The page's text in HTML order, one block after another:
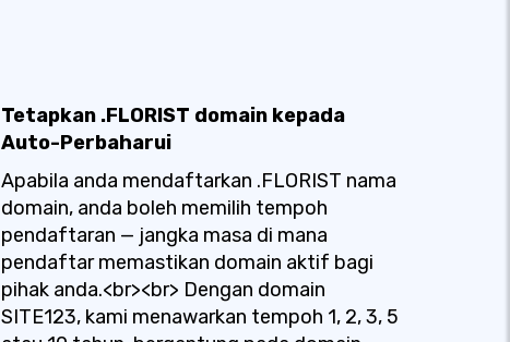
Tetapkan .FLORIST domain kepada
Auto-Perbaharui
Apabila anda mendaftarkan .FLORIST nama
domain, anda boleh memilih tempoh
pendaftaran — jangka masa di mana
pendaftar memastikan domain aktif bagi
pihak anda.<br><br> Dengan domain
SITE123, kami menawarkan tempoh 1, 2, 3, 5